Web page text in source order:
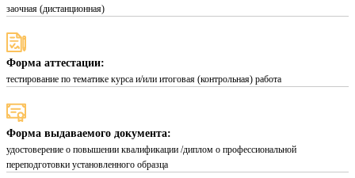
заочная (дистанционная)
Форма аттестации:
тестирование по тематике курса и/или итоговая (контрольная) работа
Форма выдаваемого документа:
удостоверение о повышении квалификации /диплом о профессиональной
переподготовки установленного образца